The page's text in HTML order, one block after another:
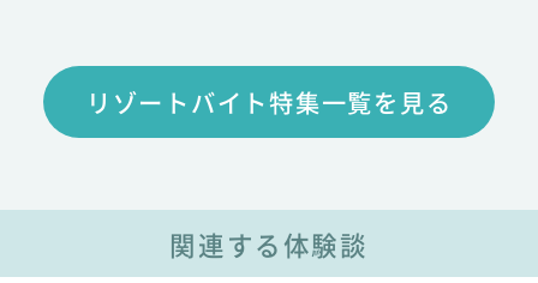
リゾートバイト特集一覧を見る
関連する体験談